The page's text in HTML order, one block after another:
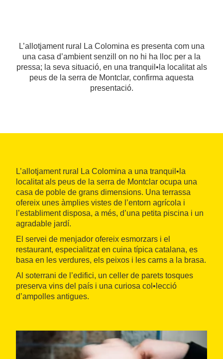
L’allotjament rural La Colomina es presenta com una
una casa d’ambient senzill on no hi ha lloc per a la
pressa; la seva situació, en una tranquil•la localitat als
peus de la serra de Montclar, confirma aquesta
presentació.
L’allotjament rural La Colomina a una tranquil•la
localitat als peus de la serra de Montclar ocupa una
casa de poble de grans dimensions. Una terrassa
ofereix unes àmplies vistes de l’entorn agrícola i
l’establiment disposa, a més, d’una petita piscina i un
agradable jardí.
El servei de menjador ofereix esmorzars i el
restaurant, especialitzat en cuina típica catalana, es
basa en les verdures, els peixos i les carns a la brasa.
Al soterrani de l’edifici, un celler de parets tosques
preserva vins del país i una curiosa col•lecció
d’ampolles antigues.